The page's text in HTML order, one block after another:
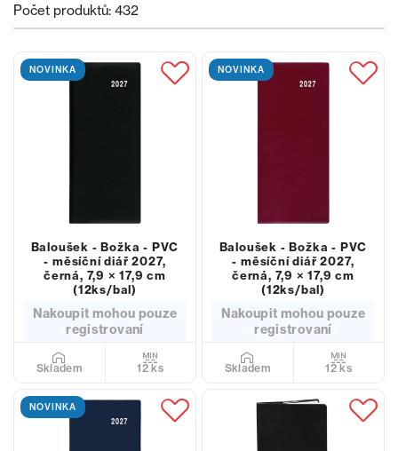
Počet produktů: 432
NOVINKA
Baloušek - Božka - PVC
- měsíční diář 2027,
černá, 7,9 × 17,9 cm
(12ks/bal)
Nakoupit mohou pouze
registrovaní
Skladem 12 ks
NOVINKA
Baloušek - Božka - PVC
- měsíční diář 2027,
černá, 7,9 × 17,9 cm
(12ks/bal)
Nakoupit mohou pouze
registrovaní
Skladem 12 ks
NOVINKA